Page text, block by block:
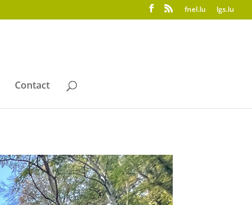
fnel.lu lgs.lu
Contact